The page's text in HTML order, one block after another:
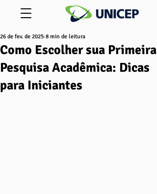
Como Escolher sua Primeira
Pesquisa Acadêmica: Dicas
para Iniciantes
26 de fev. de 2025 8 min de leitura